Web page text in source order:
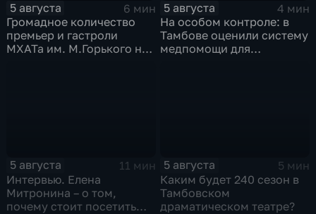
5 августа
6 мин
Громадное количество
премьер и гастроли
МХАТа им. М.Горького на
5 августа
4 мин
На особом контроле: в
Тамбове оценили систему
медпомощи для
5 августа
11 мин
Интервью. Елена
Митронина – о том,
почему стоит посетить
5 августа
5 мин
Каким будет 240 сезон в
Тамбовском
драматическом театре?